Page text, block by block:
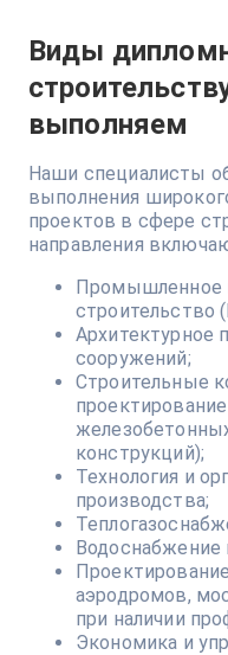
Виды
выполняем
Наши специалисты
выполнения
проектов в сфере
направления
Промышленное
строительство
Архитектурное
сооружений;
Строительные
конструкций);
Технология и
производства;
Водоснабжение
аэродромов,
при наличии
Экономика и